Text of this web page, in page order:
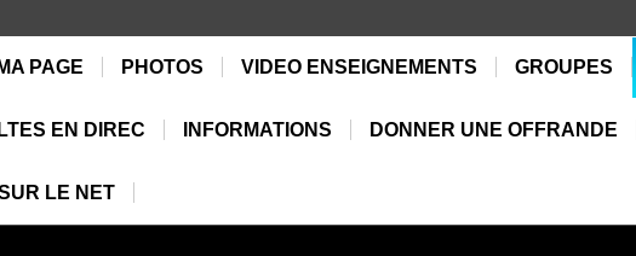
MA PAGE PHOTOS VIDEO ENSEIGNEMENTS GROUPES
EN DIREC INFORMATIONS DONNER UNE OFFRANDE
LE NET